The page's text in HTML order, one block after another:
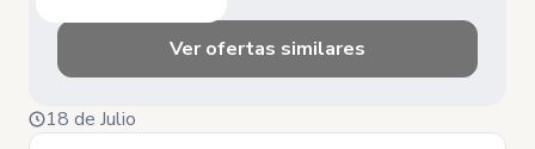
Ver ofertas similares
18 de Julio